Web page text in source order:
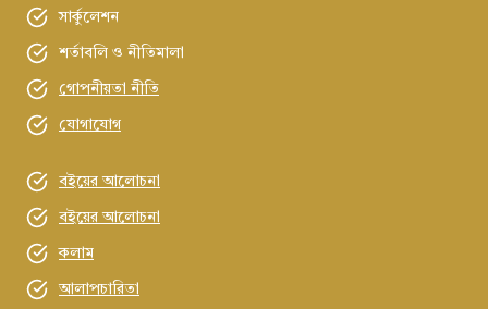
সার্কুলেশন
শর্তাবলি ও নীতিমালা
গোপনীয়তা নীতি
যোগাযোগ
বইয়ের আলোচনা
বইয়ের আলোচনা
কলাম
আলাপচারিতা